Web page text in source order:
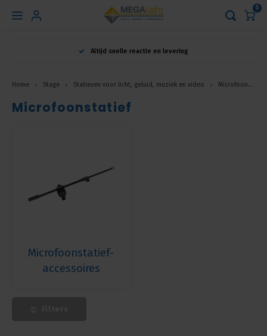
Hoofdmenu
Nederlands
0
Altijd snelle reactie en levering
Home Stage Statieven voor licht, geluid, muziek en video Microfoonstatief
Microfoonstatief
Microfoonstatief-
accessoires